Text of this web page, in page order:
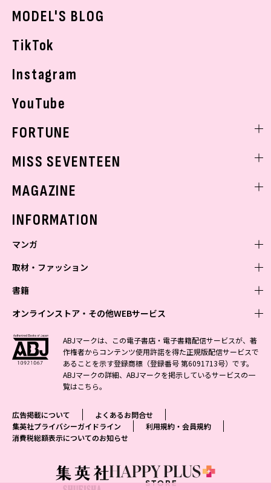
MODEL'S BLOG
TikTok
Instagram
YouTube
FORTUNE
MISS SEVENTEEN
MAGAZINE
INFORMATION
マンガ
少年マンガ
Vジャンプ
最強ジャンプ
少年ジャンプ+
ジャンプTOON
ジャンプルーキー！
S-MANGA
集英社コミック文庫
青年マンガ
ZEBRACK
S-MANGA
集英社ジャンプリミックス
週刊ヤングジャンプ
ヤングジャンプ定期購読デジタル
となりのヤングジャンプ
少女マンガ
ZEBRACK
S-MANGA
集英社コミック文庫
マーガレット
別冊マーガレット
リマコミ
女性マンガ
ジャンプTOON
集英社コミック文庫
マンガMee公式サイト
リマコミ
Cookie
取材・ファッション
ファッション・美容
BAILA
MAQUIA
eclat
T JAPAN
MEN'S NON-NO
芸能・情報・スポーツ
週プレNEWS
週プレ グラジャパ!
書籍
文芸・文庫・総合
小説すばる
集英社 文芸ステーション
web 集英社文庫
アジア人物史
学芸・ノンフィクション・新書
1日5分で、明日は変わる よみタイ yomitai
集英社学芸部 - 学芸・ノンフィクション
集英社ビジネス書
集英社新書プラス - 知の水先案内人
kotoba
情報・知識＆オピニオン imidas
ライトノベル・ノベライズ
集英社オレンジ文庫
JUMP j-BOOKS
ダッシュエックス文庫公式サイト
集英社Webマガジン コバルト
集英社の児童図書 S-KIDS.LAND
オンラインストア・その他WEBサービス
オンラインストア
OTO
SHUEISHA MANGA-ART HERITAGE
ジャンプキャラクターズストア
HAPPY PLUS STORE
SHUEISHA VOX
LEEマルシェ
eclat premium
その他WEBサービス
集英社アドナビ
集英社エディターズ・ラボ
ABJマークは、この電子書店・電子書籍配信サービスが、著
作権者からコンテンツ使用許諾を得た正規版配信サービスで
あることを示す登録商標（登録番号 第6091713号）です。
ABJマークの詳細、ABJマークを掲示しているサービスの一
覧はこちら。
広告掲載について
よくあるお問合せ
集英社プライバシーガイドライン
利用規約・会員規約
消費税総額表示についてのお知らせ